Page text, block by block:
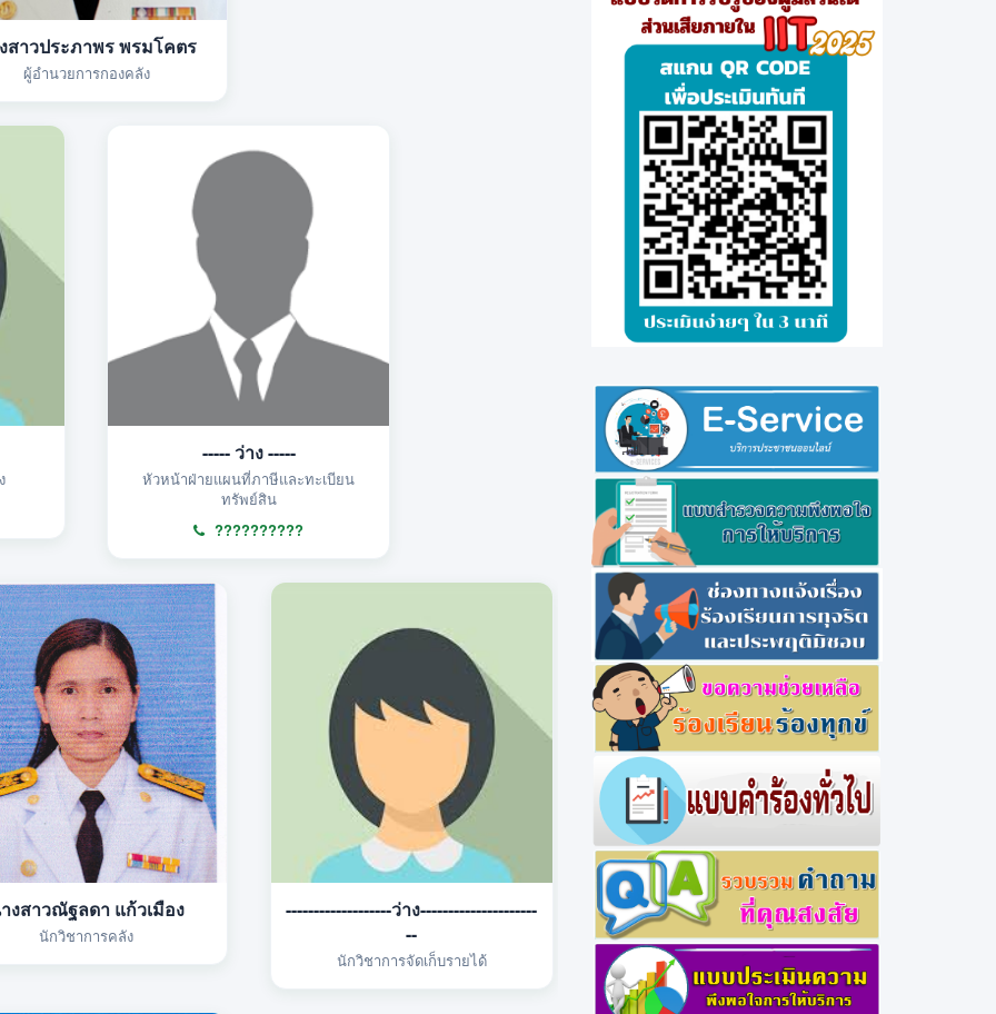
สาวประภาพร พรมโคตร
ผู้อำนวยการกองคลัง
----- ว่าง -----
หัวหน้าฝ่ายแผนที่ภาษีและทะเบียน
ทรัพย์สิน
??????????
งสาวณัฐลดา แก้วเมือง
นักวิชาการคลัง
-------------------ว่าง---------------------
--
นักวิชาการจัดเก็บรายได้